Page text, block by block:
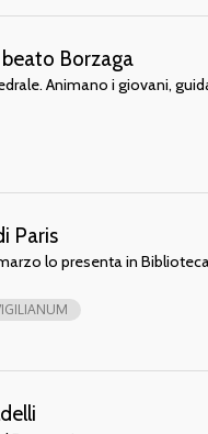
Borzaga
Animano i giovani,
Paris
lo presenta in